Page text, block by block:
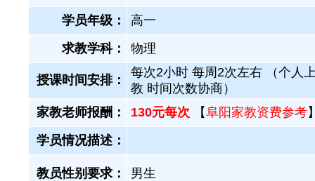
学员年级：
高一
求教学科：
物理
授课时间安排：
每次2小时 每周2次左右 （个人
教 时间次数协商）
家教老师报酬：
130元每次 【阜阳家教资费参考
学员情况描述：
教员性别要求： 男生